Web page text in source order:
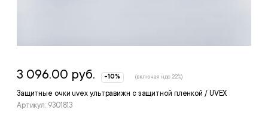
Защитные очки uvex ультравижн с защитной пленкой / UVEX
Артикул: 9301813
3 096.00 руб. -10% (включая ндс 22%)